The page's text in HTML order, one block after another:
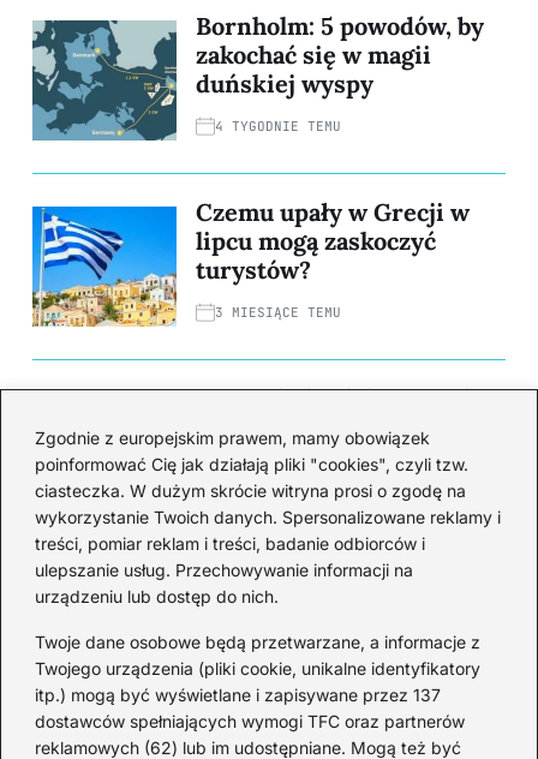
Zgodnie z europejskim prawem, mamy obowiązek
poinformować Cię jak działają pliki "cookies", czyli tzw.
ciasteczka. W dużym skrócie witryna prosi o zgodę na
wykorzystanie Twoich danych. Spersonalizowane reklamy i
treści, pomiar reklam i treści, badanie odbiorców i
ulepszanie usług. Przechowywanie informacji na
urządzeniu lub dostęp do nich.
Twoje dane osobowe będą przetwarzane, a informacje z
Twojego urządzenia (pliki cookie, unikalne identyfikatory
itp.) mogą być wyświetlane i zapisywane przez 137
dostawców spełniających wymogi TFC oraz partnerów
reklamowych (62) lub im udostępniane. Mogą też być
Bornholm: 5 powodów, by
zakochać się w magii
duńskiej wyspy
4 TYGODNIE TEMU
Czemu upały w Grecji w
lipcu mogą zaskoczyć
turystów?
3 MIESIĄCE TEMU
Czarnobyl: Jak katastrofa
nuklearna wpłynęła na
nasz świat na zawsze
4 MIESIĄCE TEMU
Wszystko, co musisz
wiedzieć o wywożeniu
muszli z Hiszpanii: zasady
i ograniczenia
6 MIESIĘCY TEMU